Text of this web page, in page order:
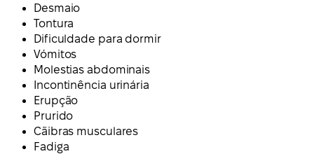
Desmaio
Tontura
Dificuldade para dormir
Vómitos
Molestias abdominais
Incontinência urinária
Erupção
Prurido
Cãibras musculares
Fadiga